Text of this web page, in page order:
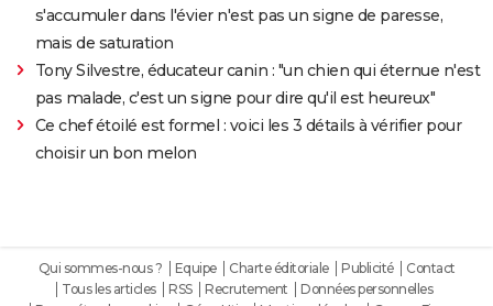
s'accumuler dans l'évier n'est pas un signe de paresse,
mais de saturation
Tony Silvestre, éducateur canin : "un chien qui éternue n'est
pas malade, c'est un signe pour dire qu'il est heureux"
Ce chef étoilé est formel : voici les 3 détails à vérifier pour
choisir un bon melon
Qui sommes-nous ? Equipe Charte éditoriale Publicité
Contact
Tous les articles
RSS Recrutement
Données personnelles